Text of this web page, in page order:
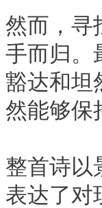
然而，寻
手而归。
豁达和坦
然能够保
整首诗以
表达了对